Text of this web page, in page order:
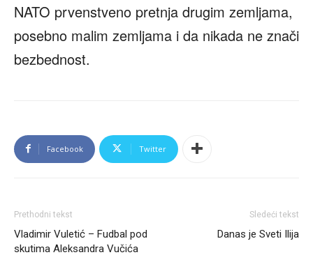
NATO prvenstveno pretnja drugim zemljama,
posebno malim zemljama i da nikada ne znači
bezbednost.
Facebook Twitter
Prethodni tekst
Vladimir Vuletić – Fudbal pod
skutima Aleksandra Vučića
Sledeći tekst
Danas je Sveti Ilija